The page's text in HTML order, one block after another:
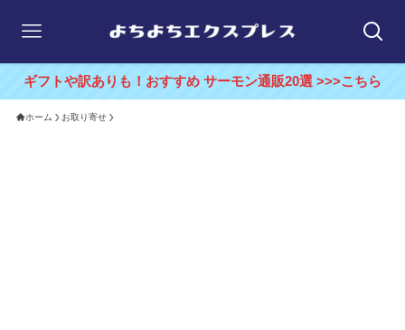
ギフトや訳ありも！おすすめ サーモン通販20選 >>>こちら
ホーム お取り寄せ